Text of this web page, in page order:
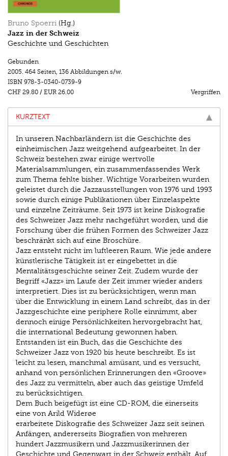
Bruno Spoerri (Hg.)
Jazz in der Schweiz
Geschichte und Geschichten
Gebunden
2005. 464 Seiten, 136 Abbildungen s/w.
ISBN 978-3-0340-0739-9
CHF 29.80 / EUR 26.00 Vergriffen
KURZTEXT
In unseren Nachbarländern ist die Geschichte des
einheimischen Jazz weitgehend aufgearbeitet. In der
Schweiz bestehen zwar einige wertvolle
Materialsammlungen, ein zusammenfassendes Werk
zum Thema fehlte bisher. Wichtige Vorarbeiten wurden
geleistet durch die Jazzausstellungen von 1976 und 1993
sowie durch einige Publikationen über Einzelaspekte
und einzelne Zeiträume. Seit 1973 ist keine Diskografie
des Schweizer Jazz mehr nachgeführt worden, und die
Forschung über die frühen Formen des Schweizer Jazz
beschränkt sich auf eine Broschüre.
Jazz entsteht nicht im luftleeren Raum. Wie jede andere
künstlerische Tätigkeit ist er eingebettet in die
Mentalitätsgeschichte seiner Zeit. Zudem wurde der
Begriff «Jazz» im Laufe der Zeit immer wieder anders
interpretiert. Dies ist zu berücksichtigen, wenn man
über die Entwicklung in einem Land schreibt, das in der
Jazzgeschichte eine periphere Rolle einnimmt, aber
dennoch einige Persönlichkeiten hervorgebracht hat,
die international Bedeutung gewonnen haben.
Entstanden ist ein Buch, das die Geschichte des
Schweizer Jazz von 1920 bis heute beschreibt. Es ist
leicht zu lesen, manchmal amüsant, und es versucht,
anhand von persönlichen Erinnerungen den «Groove»
des Jazz zu vermitteln, aber auch das geistige Umfeld
zu berücksichtigen.
Dem Buch beigefügt ist eine CD-ROM, die einerseits
eine von Arild Widerøe
erarbeitete Diskografie des Schweizer Jazz seit seinen
Anfängen, andererseits Biografien von mehreren
hundert Jazzmusikern und Jazzmusikerinnen der
Geschichte und Gegenwart in der Schweiz enthält. Auf